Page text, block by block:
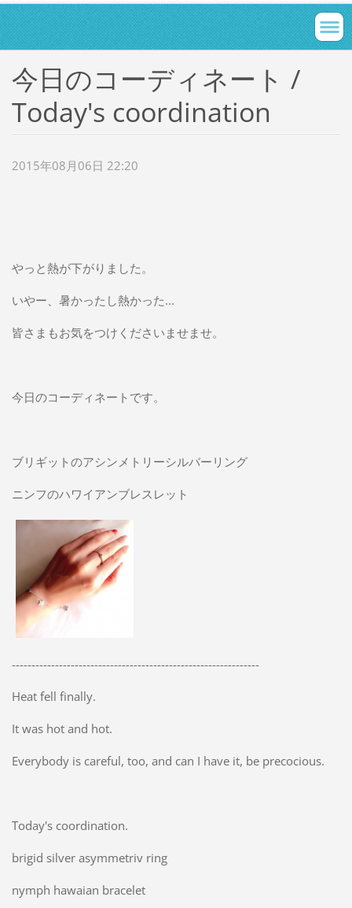
今日のコーディネート /
Today's coordination
2015年08月06日 22:20
やっと熱が下がりました。
いやー、暑かったし熱かった...
皆さまもお気をつけくださいませませ。
今日のコーディネートです。
ブリギットのアシンメトリーシルバーリング
ニンフのハワイアンブレスレット
---------------------------------------------------------------
Heat fell finally.
It was hot and hot.
Everybody is careful, too, and can I have it, be precocious.
Today's coordination.
brigid silver asymmetriv ring
nymph hawaian bracelet